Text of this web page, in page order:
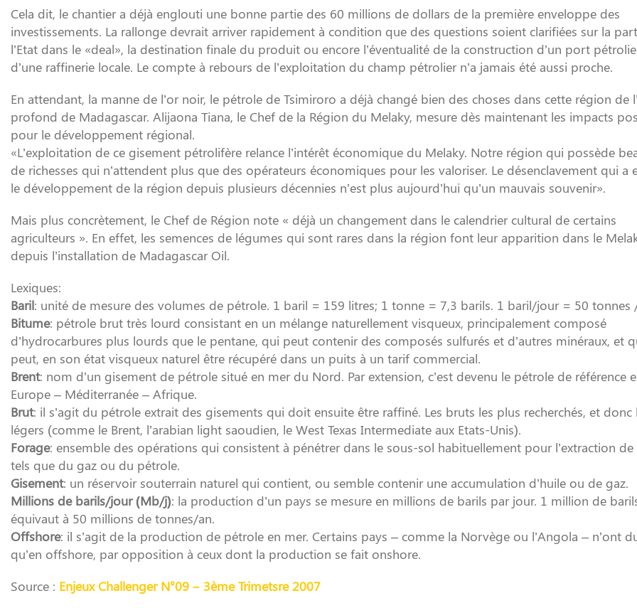
Cela dit, le chantier a déjà englouti une bonne partie des 60 millions de dollars de la première enveloppe des
investissements. La rallonge devrait arriver rapidement à condition que des questions soient clarifiées sur la
l’Etat dans le «deal», la destination finale du produit ou encore l’éventualité de la construction d’un port
d’une raffinerie locale. Le compte à rebours de l’exploitation du champ pétrolier n’a jamais été aussi proche.
En attendant, la manne de l’or noir, le pétrole de Tsimiroro a déjà changé bien des choses dans cette région de
profond de Madagascar. Alijaona Tiana, le Chef de la Région du Melaky, mesure dès maintenant les impacts
pour le développement régional.
«L’exploitation de ce gisement pétrolifère relance l’intérêt économique du Melaky. Notre région qui possède
de richesses qui n’attendent plus que des opérateurs économiques pour les valoriser. Le désenclavement qui a
le développement de la région depuis plusieurs décennies n’est plus aujourd’hui qu’un mauvais souvenir».
Mais plus concrètement, le Chef de Région note « déjà un changement dans le calendrier cultural de certains
agriculteurs ». En effet, les semences de légumes qui sont rares dans la région font leur apparition dans le
depuis l’installation de Madagascar Oil.
Lexiques:
Baril: unité de mesure des volumes de pétrole. 1 baril = 159 litres; 1 tonne = 7,3 barils. 1 baril/jour = 50 tonnes
Bitume: pétrole brut très lourd consistant en un mélange naturellement visqueux, principalement composé
d’hydrocarbures plus lourds que le pentane, qui peut contenir des composés sulfurés et d’autres minéraux, et
peut, en son état visqueux naturel être récupéré dans un puits à un tarif commercial.
Brent: nom d’un gisement de pétrole situé en mer du Nord. Par extension, c’est devenu le pétrole de référence
Europe – Méditerranée – Afrique.
Brut: il s’agit du pétrole extrait des gisements qui doit ensuite être raffiné. Les bruts les plus recherchés, et donc
légers (comme le Brent, l’arabian light saoudien, le West Texas Intermediate aux Etats-Unis).
Forage: ensemble des opérations qui consistent à pénétrer dans le sous-sol habituellement pour l’extraction de
tels que du gaz ou du pétrole.
Gisement: un réservoir souterrain naturel qui contient, ou semble contenir une accumulation d’huile ou de gaz.
Millions de barils/jour (Mb/j): la production d’un pays se mesure en millions de barils par jour. 1 million de
équivaut à 50 millions de tonnes/an.
Offshore: il s’agit de la production de pétrole en mer. Certains pays – comme la Norvège ou l’Angola – n’ont
qu’en offshore, par opposition à ceux dont la production se fait onshore.
Source : Enjeux Challenger N°09 – 3ème Trimetsre 2007